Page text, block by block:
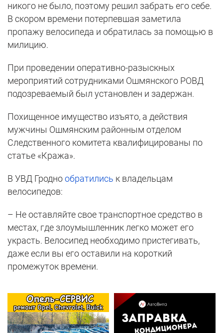
никого не было, поэтому решил забрать его себе.
В скором времени потерпевшая заметила
пропажу велосипеда и обратилась за помощью в
милицию.
При проведении оперативно-разыскных
мероприятий сотрудниками Ошмянского РОВД
подозреваемый был установлен и задержан.
Похищенное имущество изъято, а действия
мужчины Ошмянским районным отделом
Следственного комитета квалифицированы по
статье «Кража».
В УВД Гроднообратились к владельцам
велосипедов:
– Не оставляйте свое транспортное средство в
местах, где злоумышленник легко может его
украсть. Велосипед необходимо пристегивать,
даже если вы его оставили на короткий
промежуток времени.